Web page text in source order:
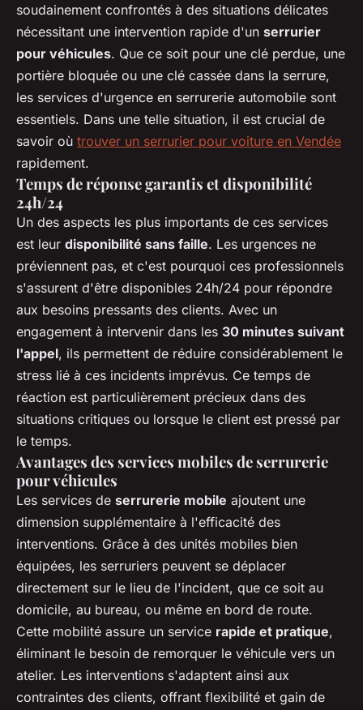
soudainement confrontés à des situations délicates
nécessitant une intervention rapide d'un serrurier
pour véhicules. Que ce soit pour une clé perdue, une
portière bloquée ou une clé cassée dans la serrure,
les services d'urgence en serrurerie automobile sont
essentiels. Dans une telle situation, il est crucial de
savoir où trouver un serrurier pour voiture en Vendée
rapidement.
Temps de réponse garantis et disponibilité
24h/24
Un des aspects les plus importants de ces services
est leur disponibilité sans faille. Les urgences ne
préviennent pas, et c'est pourquoi ces professionnels
s'assurent d'être disponibles 24h/24 pour répondre
aux besoins pressants des clients. Avec un
engagement à intervenir dans les 30 minutes suivant
l'appel, ils permettent de réduire considérablement le
stress lié à ces incidents imprévus. Ce temps de
réaction est particulièrement précieux dans des
situations critiques ou lorsque le client est pressé par
le temps.
Avantages des services mobiles de serrurerie
pour véhicules
Les services de serrurerie mobile ajoutent une
dimension supplémentaire à l'efficacité des
interventions. Grâce à des unités mobiles bien
équipées, les serruriers peuvent se déplacer
directement sur le lieu de l'incident, que ce soit au
domicile, au bureau, ou même en bord de route.
Cette mobilité assure un service rapide et pratique,
éliminant le besoin de remorquer le véhicule vers un
atelier. Les interventions s'adaptent ainsi aux
contraintes des clients, offrant flexibilité et gain de